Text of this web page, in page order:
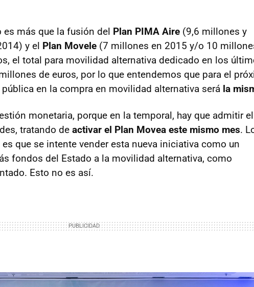
es más que la fusión del Plan PIMA Aire (9,6 millones y
y el Plan Movele (7 millones en 2015 y/o 10
el total para movilidad alternativa dedicado en los
de euros, por lo que entendemos que para el
en la compra en movilidad alternativa será la
monetaria, porque en la temporal, hay que admitir el
tratando de activar el Plan Movea este mismo mes.
que se intente vender esta nueva iniciativa como un
fondos del Estado a la movilidad alternativa, como
Esto no es así.